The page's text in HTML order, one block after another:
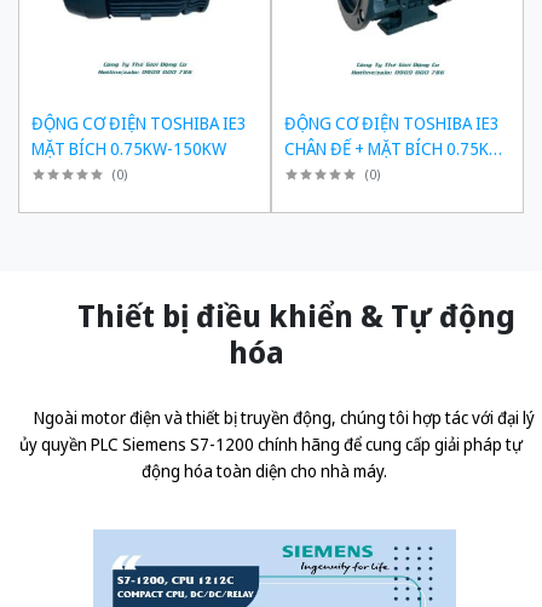
ĐỘNG CƠ ĐIỆN TOSHIBA IE3
MẶT BÍCH 0.75KW-150KW
(0)
ĐỘNG CƠ ĐIỆN TOSHIBA IE3
CHÂN ĐẾ + MẶT BÍCH 0.75KW-
150KW
(0)
Thiết bị điều khiển & Tự động
hóa
Ngoài motor điện và thiết bị truyền động, chúng tôi hợp tác với đại lý
ủy quyền PLC Siemens S7-1200 chính hãng để cung cấp giải pháp tự
động hóa toàn diện cho nhà máy.